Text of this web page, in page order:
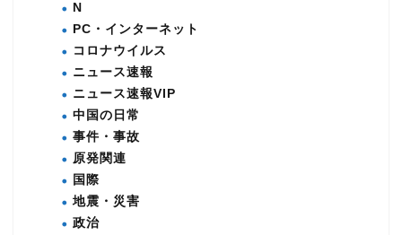
N
PC・インターネット
コロナウイルス
ニュース速報
ニュース速報VIP
中国の日常
事件・事故
原発関連
国際
地震・災害
政治